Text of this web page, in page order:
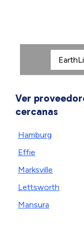
Ver
cercanas
Hamburg
Effie
Marksville
Lettsworth
Mansura